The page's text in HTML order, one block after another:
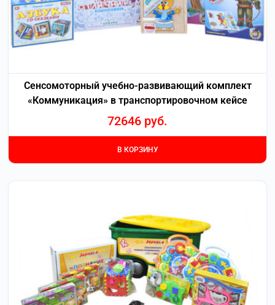
Сенсомоторный учебно-развивающий комплект
«Коммуникация» в транспортировочном кейсе
72646 руб.
В КОРЗИНУ